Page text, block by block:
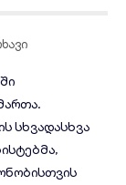
სხვადასხვა